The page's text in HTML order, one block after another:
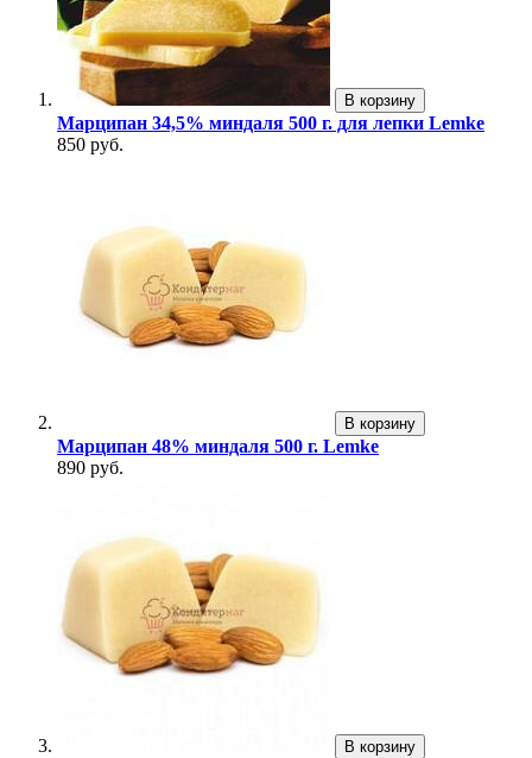
В корзину
Марципан 34,5% миндаля 500 г. для лепки Lemke
850 руб.
В корзину
Марципан 48% миндаля 500 г. Lemke
890 руб.
В корзину